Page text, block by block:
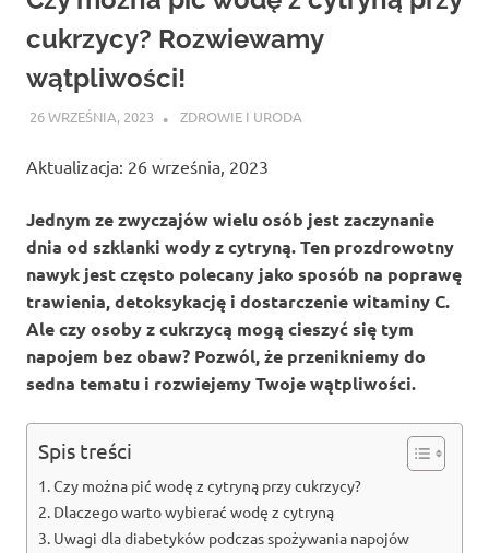
cukrzycy? Rozwiewamy
wątpliwości!
26 WRZEŚNIA, 2023 ATROX
ZDROWIE I URODA
Aktualizacja: 26 września, 2023
Jednym ze zwyczajów wielu osób jest zaczynanie
dnia od szklanki wody z cytryną. Ten prozdrowotny
nawyk jest często polecany jako sposób na poprawę
trawienia, detoksykację i dostarczenie witaminy C.
Ale czy osoby z cukrzycą mogą cieszyć się tym
napojem bez obaw? Pozwól, że przenikniemy do
sedna tematu i rozwiejemy Twoje wątpliwości.
Spis treści
Czy można pić wodę z cytryną przy cukrzycy?
Dlaczego warto wybierać wodę z cytryną
Uwagi dla diabetyków podczas spożywania napojów